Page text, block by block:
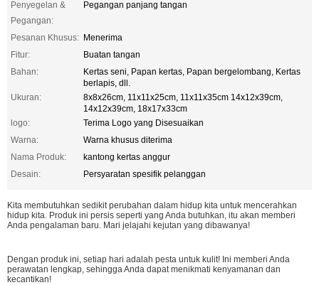
Penyegelan &
Pegangan:
Pegangan panjang tangan
Pesanan Khusus: Menerima
Fitur:
Buatan tangan
Bahan:
Kertas seni, Papan kertas, Papan bergelombang, Kertas
berlapis, dll.
Ukuran:
8x8x26cm, 11x11x25cm, 11x11x35cm 14x12x39cm,
14x12x39cm, 18x17x33cm
logo:
Terima Logo yang Disesuaikan
Warna:
Warna khusus diterima
Nama Produk:
kantong kertas anggur
Desain:
Persyaratan spesifik pelanggan
Kita membutuhkan sedikit perubahan dalam hidup kita untuk mencerahkan
hidup kita. Produk ini persis seperti yang Anda butuhkan, itu akan memberi
Anda pengalaman baru. Mari jelajahi kejutan yang dibawanya!
Dengan produk ini, setiap hari adalah pesta untuk kulit! Ini memberi Anda
perawatan lengkap, sehingga Anda dapat menikmati kenyamanan dan
kecantikan!